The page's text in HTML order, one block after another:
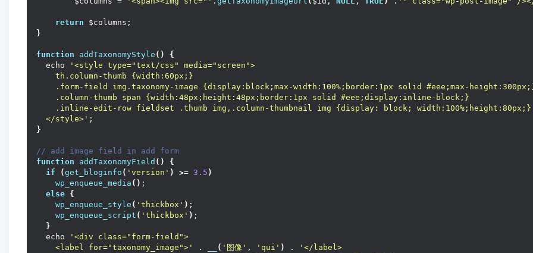
return $columns;
}
function addTaxonomyStyle ()
{
  echo
'<style type="text/css" media="screen">
    th.column-thumb {width:60px;}
.form-field img.taxonomy-image {display:block;max-width:100%;border:1px solid #eee;max-
    .column-thumb span {width:48px;height:48px;border:1px solid #eee;display:inline-block;}
    .inline-edit-row fieldset .thumb img,.column-thumbnail img {display: block; width:100%;height:80px;}
  </style>'
;
}
// add image field in add form
function
addTaxonomyField ()
{
if
(get_bloginfo ( 'version' ) >= 3.5 )
wp_enqueue_media () ;
else {
wp_enqueue_style ( 'thickbox' ) ;
wp_enqueue_script ( 'thickbox' ) ;
}
  echo
'<div class="form-field">
    <label for="taxonomy_image">'
. ( '图像' , 'qui' ) .
'</label>